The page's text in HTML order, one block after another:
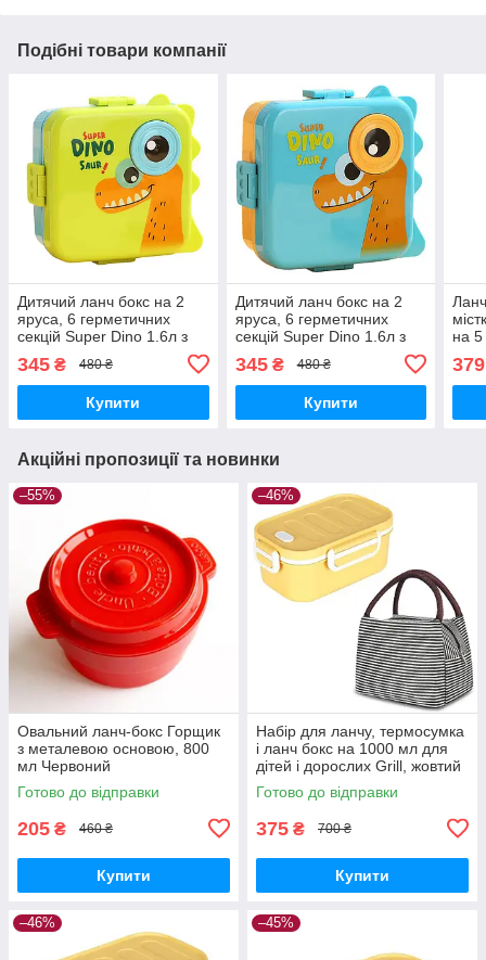
Подібні товари компанії
Дитячий ланч бокс на 2
яруса, 6 герметичних
секцій Super Dino 1.6л з
соусницею 70мл, зелений
345 ₴ 480 ₴
Купити
Дитячий ланч бокс на 2
яруса, 6 герметичних
секцій Super Dino 1.6л з
соусницею 70мл, голубий
345₴ 480 ₴
Купити
на 5
379
Акційні пропозиції та новинки
–55%
Овальний ланч-бокс Горщик
з металевою основою, 800
мл Червоний
Готово до відправки
205 ₴ 460 ₴
Купити
–46%
Набір для ланчу, термосумка
і ланч бокс на 1000 мл для
дітей і дорослих Grill, жовтий
Готово до відправки
375 ₴ 700 ₴
Купити
–46% –45%